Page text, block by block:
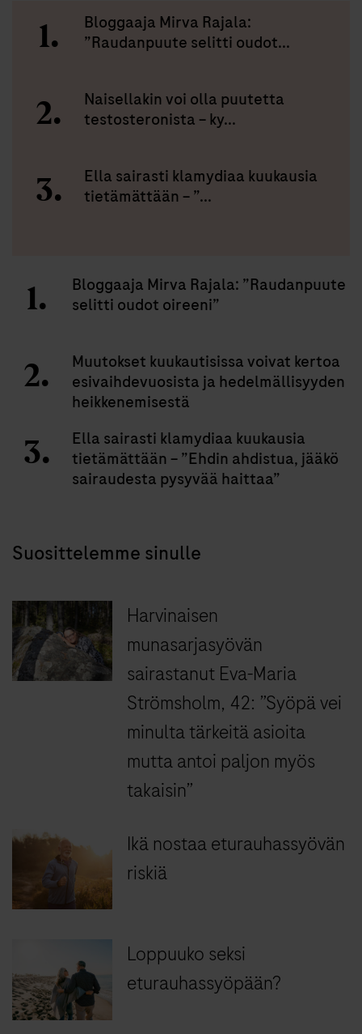
Bloggaaja Mirva Rajala:
”Raudanpuute selitti oudot...
Naisellakin voi olla puutetta
testosteronista – ky...
Ella sairasti klamydiaa kuukausia
tietämättään – ”...
Bloggaaja Mirva Rajala: ”Raudanpuute
selitti oudot oireeni”
Muutokset kuukautisissa voivat kertoa
esivaihdevuosista ja hedelmällisyyden
heikkenemisestä
Ella sairasti klamydiaa kuukausia
tietämättään – ”Ehdin ahdistua, jääkö
sairaudesta pysyvää haittaa”
Suosittelemme sinulle
Harvinaisen
munasarjasyövän
sairastanut Eva-Maria
Strömsholm, 42: ”Syöpä vei
minulta tärkeitä asioita
mutta antoi paljon myös
takaisin”
Ikä nostaa eturauhassyövän
riskiä
Loppuuko seksi
eturauhassyöpään?